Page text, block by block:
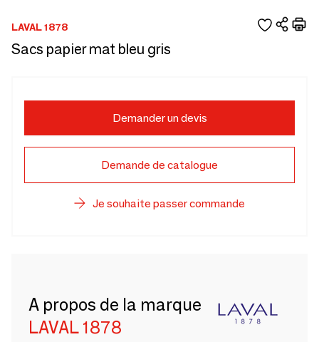
LAVAL 1878
Sacs papier mat bleu gris
Demander un devis
Demande de catalogue
Je souhaite passer commande
A propos de la marque
LAVAL 1878